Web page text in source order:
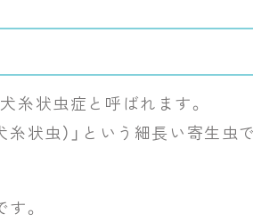
糸状虫症と呼ばれます。
状虫）」という細長い寄生虫
す。